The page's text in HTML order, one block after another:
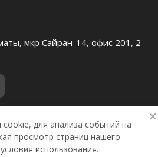
мкр Сайран-14, офис 201, 2
Оферта
для анализа событий на
просмотр страниц нашего
использования.